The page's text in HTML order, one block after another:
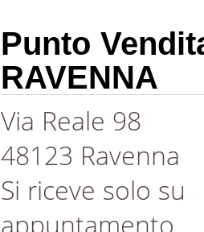
Punto
RAVENNA
Via Reale 98
48123 Ravenna
Si riceve solo su
appuntamento